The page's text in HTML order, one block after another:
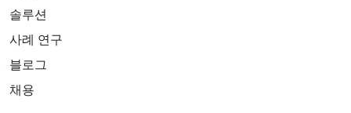
솔루션
사례 연구
블로그
채용